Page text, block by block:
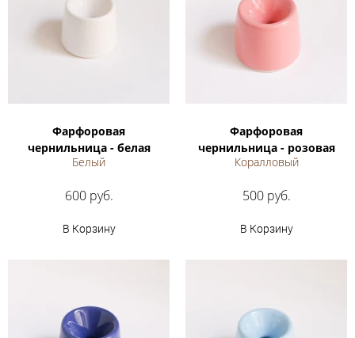
Фарфоровая
чернильница - белая
Белый
600 руб.
В Корзину
Фарфоровая
чернильница - розовая
Коралловый
500 руб.
В Корзину